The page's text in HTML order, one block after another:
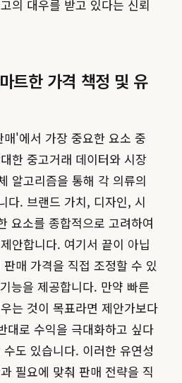
의 대우를 받고 있다는 신뢰
트한 가격 책정 및 유
'에서 가장 중요한 요소 중
한 중고거래 데이터와 시장
알고리즘을 통해 각 의류의
다. 브랜드 가치, 디자인, 시
요소를 종합적으로 고려하여
안합니다. 여기서 끝이 아닙
매 가격을 직접 조정할 수 있
능을 제공합니다. 만약 빠른
는 것이 목표라면 제안가보다
대로 수익을 극대화하고 싶다
도 있습니다. 이러한 유연성
필요에 맞춰 판매 전략을 직